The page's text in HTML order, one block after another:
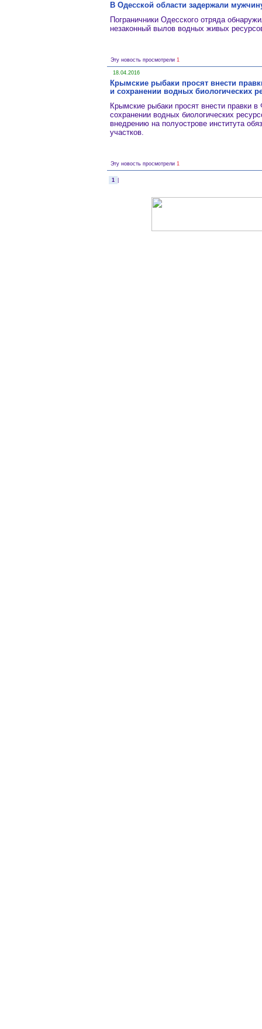
В Одесской области задержали
Пограничники Одесского отряда
незаконный вылов водных живых
Эту новость просмотрели 1
18.04.2016
Крымские рыбаки просят внести
и сохранении водных биологических
Крымские рыбаки просят внести правки
сохранении водных биологических
внедрению на полуострове института
участков.
Эту новость просмотрели 1
1